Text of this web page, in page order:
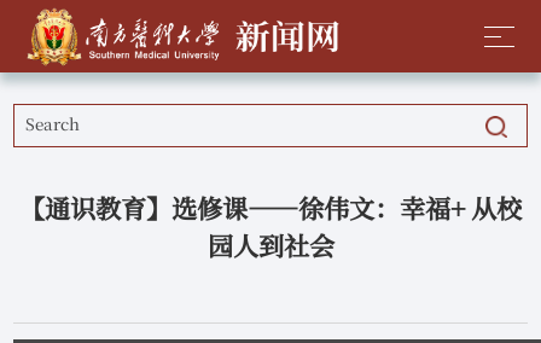
【通识教育】选修课——徐伟文：幸福+ 从校
园人到社会